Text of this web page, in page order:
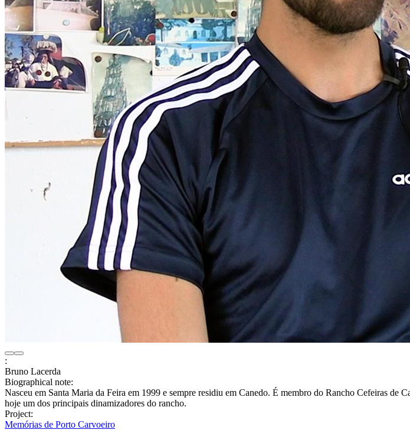
:
Bruno Lacerda
Biographical note:
Nasceu em Santa Maria da Feira em 1999 e sempre residiu em Canedo. É membro do Rancho Cefeiras de
hoje um dos principais dinamizadores do rancho.
Project:
Memórias de Porto Carvoeiro